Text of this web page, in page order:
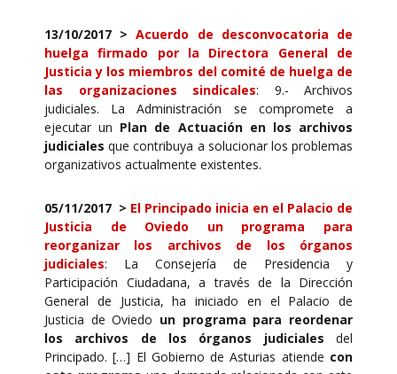
13/10/2017 > Acuerdo de desconvocatoria de
huelga firmado por la Directora General de
Justicia y los miembros del comité de huelga de
las organizaciones sindicales: 9.- Archivos
judiciales. La Administración se compromete a
ejecutar un Plan de Actuación en los archivos
judiciales que contribuya a solucionar los problemas
organizativos actualmente existentes.
05/11/2017 > El Principado inicia en el Palacio de
Justicia de Oviedo un programa para
reorganizar los archivos de los órganos
judiciales: La Consejería de Presidencia y
Participación Ciudadana, a través de la Dirección
General de Justicia, ha iniciado en el Palacio de
Justicia de Oviedo un programa para reordenar
los archivos de los órganos judiciales del
Principado. […] El Gobierno de Asturias atiende con